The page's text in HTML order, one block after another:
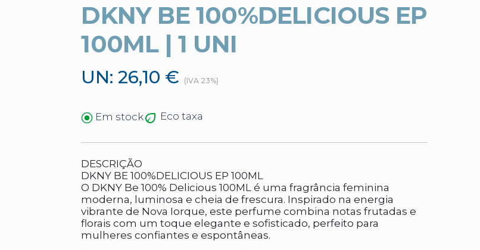
DKNY BE 100%DELICIOUS EP
100ML | 1 UNI
UN: 26,10 € (IVA 23%)
Em stock Eco taxa
DESCRIÇÃO
DKNY BE 100%DELICIOUS EP 100ML
O DKNY Be 100% Delicious 100ML é uma fragrância feminina
moderna, luminosa e cheia de frescura. Inspirado na energia
vibrante de Nova Iorque, este perfume combina notas frutadas e
florais com um toque elegante e sofisticado, perfeito para
mulheres confiantes e espontâneas.